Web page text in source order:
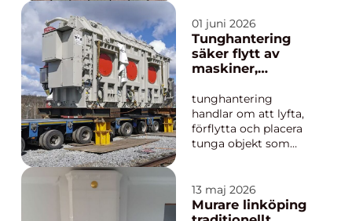
fastighet, skydda
material mot väder
och slitage och skapa
miljöer där människor
bättre. I en stad som
Göteborg, med...
01 juni 2026
Tunghantering
säker flytt av
maskiner,
och hela hus
tunghantering
handlar om att lyfta,
förflytta och placera
tunga objekt som
broar eller till och
med hela hus, på ett
säkert och
13 maj 2026
Murare linköping